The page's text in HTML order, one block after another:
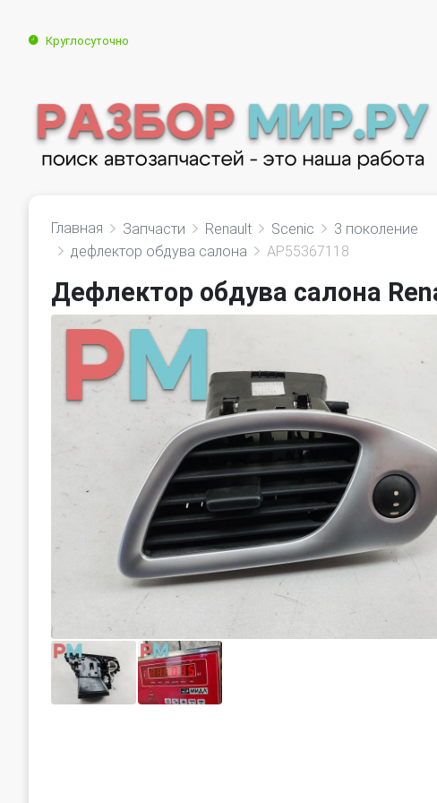
Круглосуточно
Главная Запчасти Renault Scenic
3 поколение
дефлектор обдува салона
AP55367118
Дефлектор обдува салона